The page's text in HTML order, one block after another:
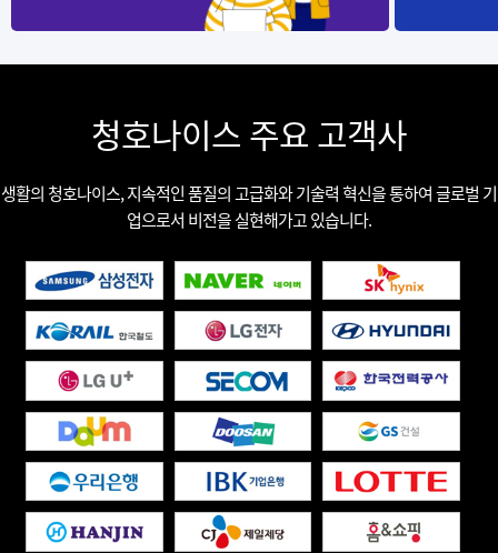
청호나이스 주요 고객사
생활의 청호나이스, 지속적인 품질의 고급화와 기술력 혁신을 통하여 글로벌 기
업으로서 비전을 실현해가고 있습니다.